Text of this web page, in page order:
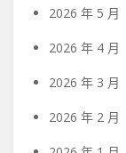
2026 年 5 月
2026 年 4 月
2026 年 3 月
2026 年 2 月